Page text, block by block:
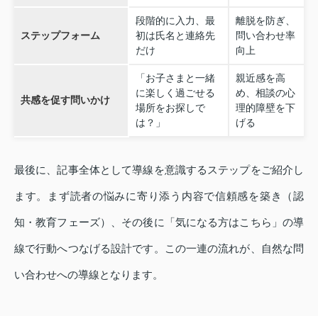
ステップフォーム
段階的に入力、最
初は氏名と連絡先
だけ
離脱を防ぎ、
問い合わせ率
向上
共感を促す問いかけ
「お子さまと一緒
に楽しく過ごせる
場所をお探しで
は？」
親近感を高
め、相談の心
理的障壁を下
げる
最後に、記事全体として導線を意識するステップをご紹介し
ます。まず読者の悩みに寄り添う内容で信頼感を築き（認
知・教育フェーズ）、その後に「気になる方はこちら」の導
線で行動へつなげる設計です。この一連の流れが、自然な問
い合わせへの導線となります。